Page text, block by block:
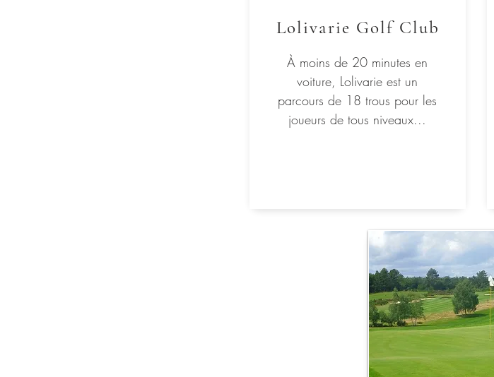
Lolivarie Golf Club
À moins de 20 minutes en
voiture, Lolivarie est un
parcours de 18 trous pour les
joueurs de tous niveaux...